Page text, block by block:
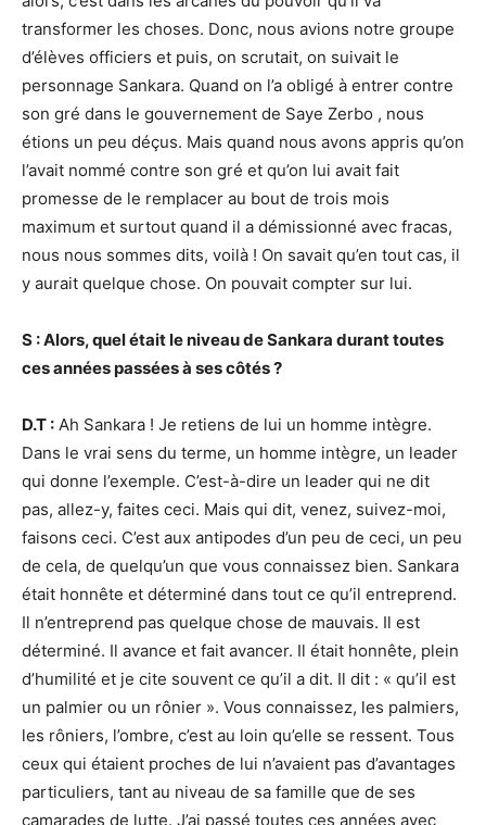
transformer les choses. Donc, nous avions notre groupe
d’élèves officiers et puis, on scrutait, on suivait le
personnage Sankara. Quand on l’a obligé à entrer contre
son gré dans le gouvernement de Saye Zerbo , nous
étions un peu déçus. Mais quand nous avons appris qu’on
l’avait nommé contre son gré et qu’on lui avait fait
promesse de le remplacer au bout de trois mois
maximum et surtout quand il a démissionné avec fracas,
nous nous sommes dits, voilà ! On savait qu’en tout cas, il
y aurait quelque chose. On pouvait compter sur lui.
S : Alors, quel était le niveau de Sankara durant toutes
ces années passées à ses côtés ?
D.T : Ah Sankara ! Je retiens de lui un homme intègre.
Dans le vrai sens du terme, un homme intègre, un leader
qui donne l’exemple. C’est-à-dire un leader qui ne dit
pas, allez-y, faites ceci. Mais qui dit, venez, suivez-moi,
faisons ceci. C’est aux antipodes d’un peu de ceci, un peu
de cela, de quelqu’un que vous connaissez bien. Sankara
était honnête et déterminé dans tout ce qu’il entreprend.
Il n’entreprend pas quelque chose de mauvais. Il est
déterminé. Il avance et fait avancer. Il était honnête, plein
d’humilité et je cite souvent ce qu’il a dit. Il dit : « qu’il est
un palmier ou un rônier ». Vous connaissez, les palmiers,
les rôniers, l’ombre, c’est au loin qu’elle se ressent. Tous
ceux qui étaient proches de lui n’avaient pas d’avantages
particuliers, tant au niveau de sa famille que de ses
camarades de lutte. J’ai passé toutes ces années avec